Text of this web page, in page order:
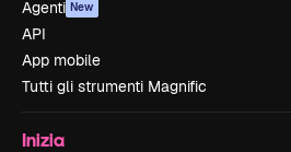
Agenti New
API
App mobile
Tutti gli strumenti Magnific
Inizia